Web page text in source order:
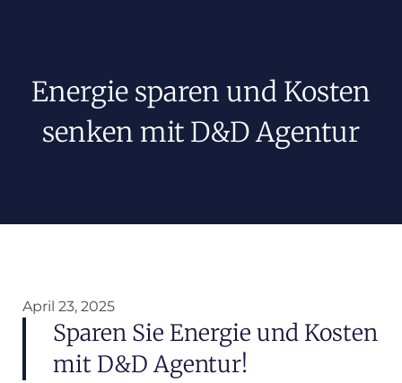
Energie sparen und Kosten
senken mit D&D Agentur
April 23, 2025
Sparen Sie Energie und Kosten
mit D&D Agentur!